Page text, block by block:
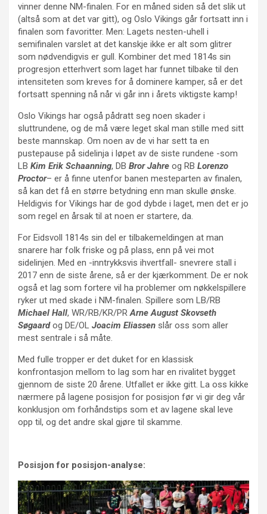
vinner denne NM-finalen. For en måned siden så det slik ut
(altså som at det var gitt), og Oslo Vikings går fortsatt inn i
finalen som favoritter. Men: Lagets nesten-uhell i
semifinalen varslet at det kanskje ikke er alt som glitrer
som nødvendigvis er gull. Kombiner det med 1814s sin
progresjon etterhvert som laget har funnet tilbake til den
intensiteten som kreves for å dominere kamper, så er det
fortsatt spenning nå når vi går inn i årets viktigste kamp!
Oslo Vikings har også pådratt seg noen skader i
sluttrundene, og de må være leget skal man stille med sitt
beste mannskap. Om noen av de vi har sett ta en
pustepause på sidelinja i løpet av de siste rundene -som
LB Kim Erik Schaanning, DB Bror Jahre og RB Lorenzo
Proctor– er å finne utenfor banen mesteparten av finalen,
så kan det få en større betydning enn man skulle ønske.
Heldigvis for Vikings har de god dybde i laget, men det er jo
som regel en årsak til at noen er startere, da.
For Eidsvoll 1814s sin del er tilbakemeldingen at man
snarere har folk friske og på plass, enn på vei mot
sidelinjen. Med en -inntrykksvis ihvertfall- snevrere stall i
2017 enn de siste årene, så er der kjærkomment. De er nok
også et lag som fortere vil ha problemer om nøkkelspillere
ryker ut med skade i NM-finalen. Spillere som LB/RB
Michael Hall, WR/RB/KR/PRArne August Skovseth
Søgaardog DE/OL Joacim Eliassen slår oss som aller
mest sentrale i så måte.
Med fulle tropper er det duket for en klassisk
konfrontasjon mellom to lag som har en rivalitet bygget
gjennom de siste 20 årene. Utfallet er ikke gitt. La oss kikke
nærmere på lagene posisjon for posisjon før vi gir deg vår
konklusjon om forhåndstips som et av lagene skal leve
opp til, og det andre skal gjøre til skamme.
Posisjon for posisjon-analyse: